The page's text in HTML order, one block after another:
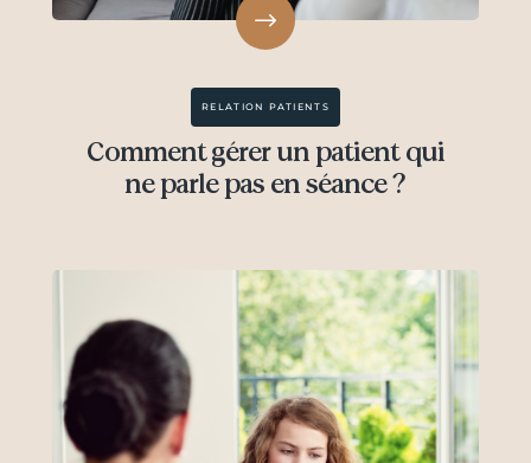
Comment gérer un patient qui
ne parle pas en séance ?
RELATION PATIENTS